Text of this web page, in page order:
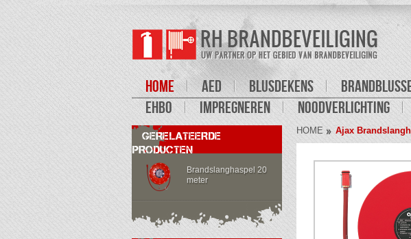
HOME AED BLUSDEKENS
EHBO
IMPREGNEREN NOODVERLICHTING
HOME Ajax
GERELATEERDE
PRODUCTEN
Brandslanghaspel 20
meter